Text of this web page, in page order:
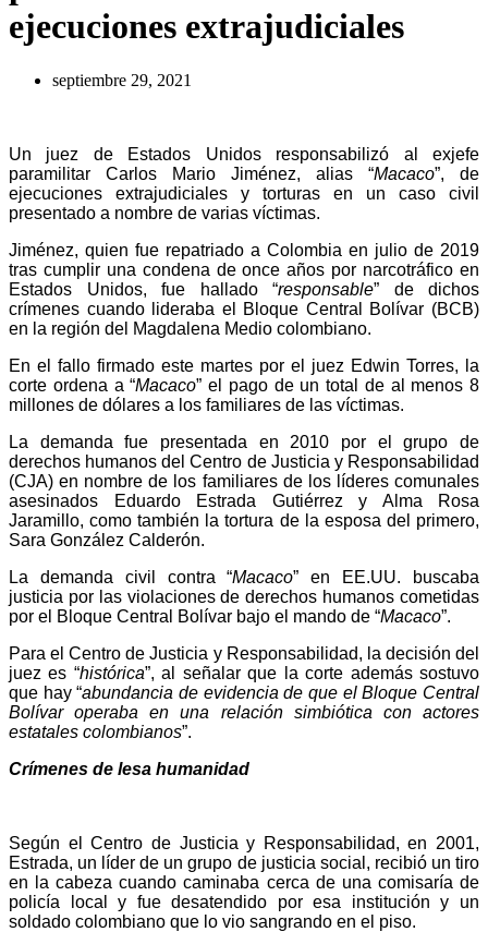
ejecuciones extrajudiciales
septiembre 29, 2021
Un juez de Estados Unidos responsabilizó al exjefe
paramilitar Carlos Mario Jiménez, alias “Macaco”, de
ejecuciones extrajudiciales y torturas en un caso civil
presentado a nombre de varias víctimas.
Jiménez, quien fue repatriado a Colombia en julio de 2019
tras cumplir una condena de once años por narcotráfico en
Estados Unidos, fue hallado “responsable” de dichos
crímenes cuando lideraba el Bloque Central Bolívar (BCB)
en la región del Magdalena Medio colombiano.
En el fallo firmado este martes por el juez Edwin Torres, la
corte ordena a “Macaco” el pago de un total de al menos 8
millones de dólares a los familiares de las víctimas.
La demanda fue presentada en 2010 por el grupo de
derechos humanos del Centro de Justicia y Responsabilidad
(CJA) en nombre de los familiares de los líderes comunales
asesinados Eduardo Estrada Gutiérrez y Alma Rosa
Jaramillo, como también la tortura de la esposa del primero,
Sara González Calderón.
La demanda civil contra “Macaco” en EE.UU. buscaba
justicia por las violaciones de derechos humanos cometidas
por el Bloque Central Bolívar bajo el mando de “Macaco”.
Para el Centro de Justicia y Responsabilidad, la decisión del
juez es “histórica”, al señalar que la corte además sostuvo
que hay “abundancia de evidencia de que el Bloque Central
Bolívar operaba en una relación simbiótica con actores
estatales colombianos”.
Crímenes de lesa humanidad
Según el Centro de Justicia y Responsabilidad, en 2001,
Estrada, un líder de un grupo de justicia social, recibió un tiro
en la cabeza cuando caminaba cerca de una comisaría de
policía local y fue desatendido por esa institución y un
soldado colombiano que lo vio sangrando en el piso.